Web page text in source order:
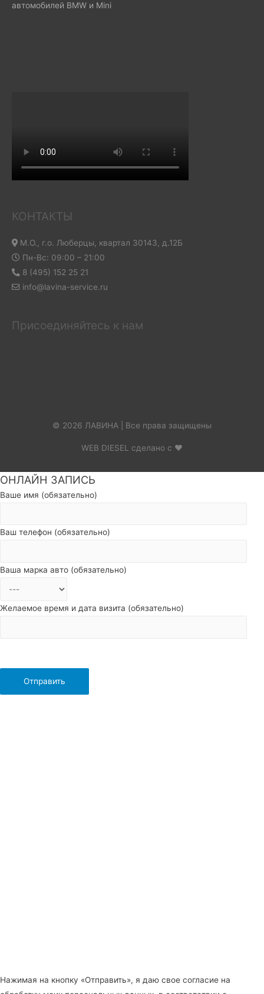
автомобилей BMW и Mini
КОНТАКТЫ
М.О., г.о. Люберцы, квартал 30143, д.12Б
Пн-Вс: 09:00 – 21:00
8 (495) 152 25 21
info@lavina-service.ru
Присоединяйтесь к нам
© 2026 ЛАВИНА | Все права защищены
WEB DIESEL сделано с ❤
Пролистать
наверх
ОНЛАЙН ЗАПИСЬ
Ваше имя (обязательно)
Ваш телефон (обязательно)
Ваша марка авто (обязательно)
Желаемое время и дата визита (обязательно)
Нажимая на кнопку «Отправить», я даю свое согласие на